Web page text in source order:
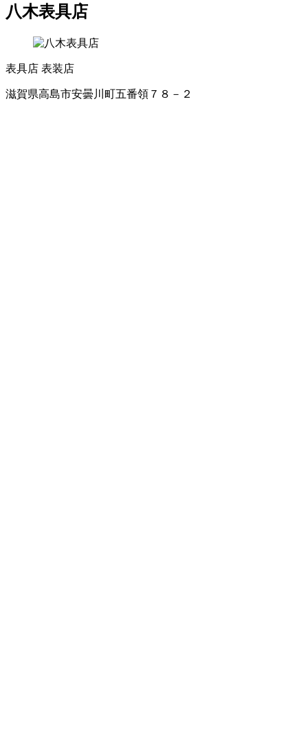
八木表具店
表具店 表装店
滋賀県高島市安曇川町五番領７８－２